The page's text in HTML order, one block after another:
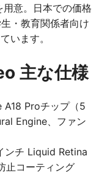
用意。日本での価格
・教育関係者向け
います。
主な仕様
A18 Proチップ（5
Engine、ファン
ンチ Liquid Retina
止コーティング